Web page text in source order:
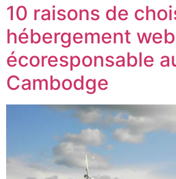
10 raisons de
hébergement web
écoresponsable
Cambodge